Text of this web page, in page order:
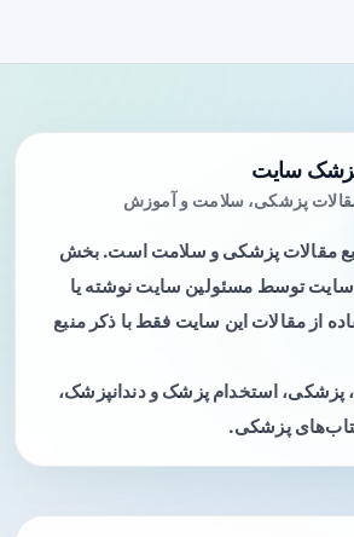
سایت
پزشکی، سلامت و آموزش
مقالات پزشکی و سلامت است. بخش
سایت توسط مسئولین سایت نوشته یا
از مقالات این سایت فقط با ذکر منبع
پزشکی، استخدام پزشک و دندانپزشک،